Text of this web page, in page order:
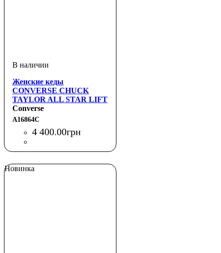
Женские кеды
CONVERSE CHUCK
TAYLOR ALL STAR LIFT
HI RETRO FLORAL
HONEY
Converse
A16864C
4 400.00грн
Новинка